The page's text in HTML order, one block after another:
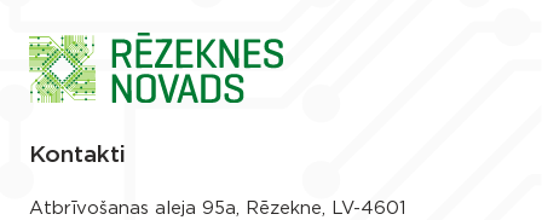
Kontakti
Atbrīvošanas aleja 95a, Rēzekne, LV-4601